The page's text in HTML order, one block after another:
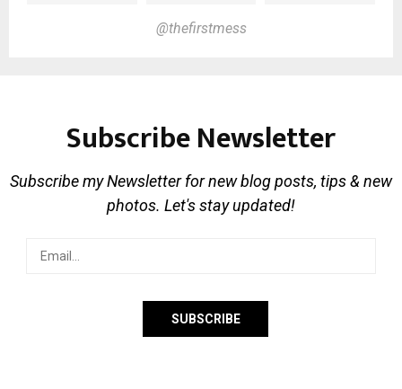
@thefirstmess
Subscribe Newsletter
Subscribe my Newsletter for new blog posts, tips & new
photos. Let's stay updated!